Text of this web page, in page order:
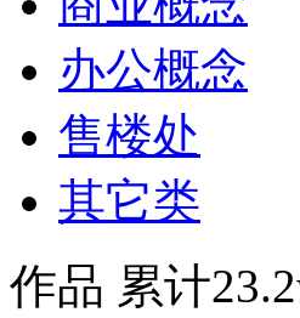
办公概念
售楼处
其它类
作品 累计